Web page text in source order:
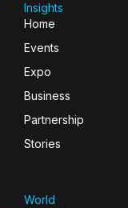
Insights
Home
Events
Expo
Business
Partnership
Stories
World